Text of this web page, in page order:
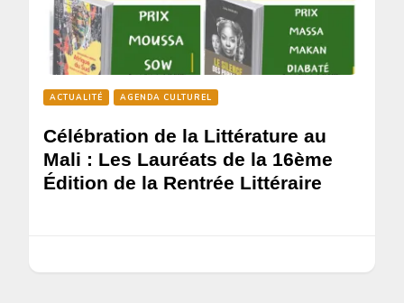
ACTUALITÉ AGENDA CULTUREL
Célébration de la Littérature au
Mali : Les Lauréats de la 16ème
Édition de la Rentrée Littéraire